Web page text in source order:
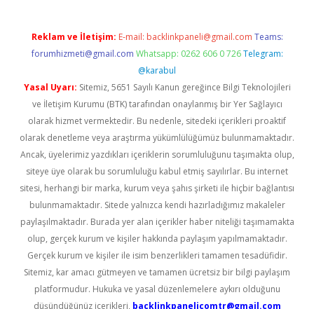
Reklam ve İletişim: E-mail: backlinkpaneli@gmail.com Teams:
forumhizmeti@gmail.com Whatsapp: 0262 606 0 726 Telegram:
@karabul
Yasal Uyarı: Sitemiz, 5651 Sayılı Kanun gereğince Bilgi Teknolojileri
ve İletişim Kurumu (BTK) tarafından onaylanmış bir Yer Sağlayıcı
olarak hizmet vermektedir. Bu nedenle, sitedeki içerikleri proaktif
olarak denetleme veya araştırma yükümlülüğümüz bulunmamaktadır.
Ancak, üyelerimiz yazdıkları içeriklerin sorumluluğunu taşımakta olup,
siteye üye olarak bu sorumluluğu kabul etmiş sayılırlar. Bu internet
sitesi, herhangi bir marka, kurum veya şahıs şirketi ile hiçbir bağlantısı
bulunmamaktadır. Sitede yalnızca kendi hazırladığımız makaleler
paylaşılmaktadır. Burada yer alan içerikler haber niteliği taşımamakta
olup, gerçek kurum ve kişiler hakkında paylaşım yapılmamaktadır.
Gerçek kurum ve kişiler ile isim benzerlikleri tamamen tesadüfidir.
Sitemiz, kar amacı gütmeyen ve tamamen ücretsiz bir bilgi paylaşım
platformudur. Hukuka ve yasal düzenlemelere aykırı olduğunu
düşündüğünüz içerikleri, backlinkpanelicomtr@gmail.com